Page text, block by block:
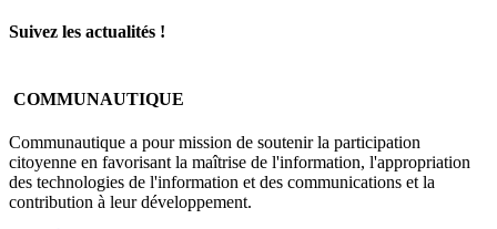
Suivez les actualités !
COMMUNAUTIQUE
Communautique a pour mission de soutenir la participation
citoyenne en favorisant la maîtrise de l'information, l'appropriation
des technologies de l'information et des communications et la
contribution à leur développement.